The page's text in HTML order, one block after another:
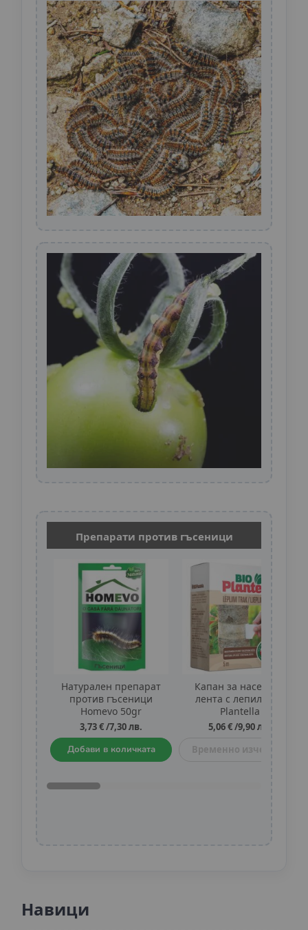
Препарати против гъсеници
Натурален препарат
против гъсеници
Homevo 50gr
3,73 €/7,30 лв.
Добави в количката
Капан за насекоми
лента с лепило Bio
Plantella
5,06 €/9,90 лв.
Временно изчерпан
Навици